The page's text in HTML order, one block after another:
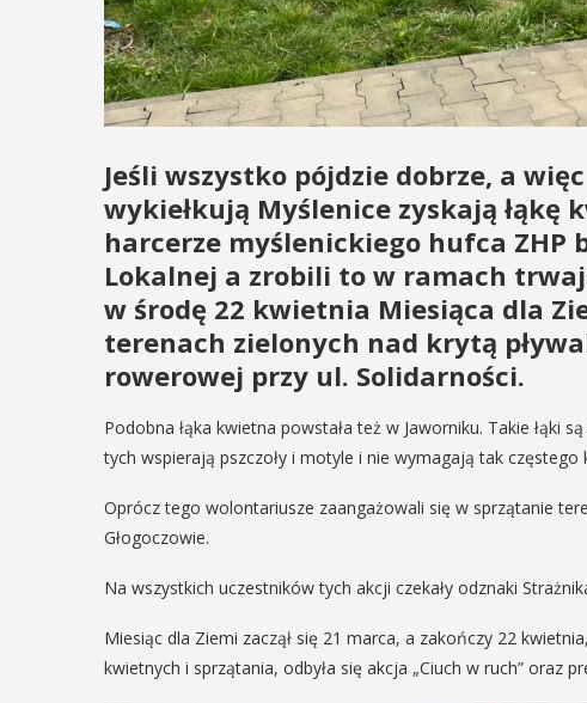
Jeśli wszystko pójdzie dobrze, a
wykiełkują Myślenice zyskają łąkę
harcerze myślenickiego hufca ZHP
Lokalnej a zrobili to w ramach
w środę 22 kwietnia Miesiąca dla
terenach zielonych nad krytą
rowerowej przy ul. Solidarności.
Podobna łąka kwietna powstała też w Jaworniku. Takie łąki
tych wspierają pszczoły i motyle i nie wymagają tak częstego
Oprócz tego wolontariusze zaangażowali się w sprzątanie
Głogoczowie.
Na wszystkich uczestników tych akcji czekały odznaki
Miesiąc dla Ziemi zaczął się 21 marca, a zakończy 22
kwietnych i sprzątania, odbyła się akcja „Ciuch w ruch” oraz